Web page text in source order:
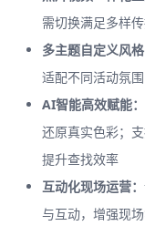
需切换满足多样
多主题自定义风格
适配不同活动氛
AI智能高效赋能：
还原真实色彩；
提升查找效率
互动化现场运营：
与互动，增强现